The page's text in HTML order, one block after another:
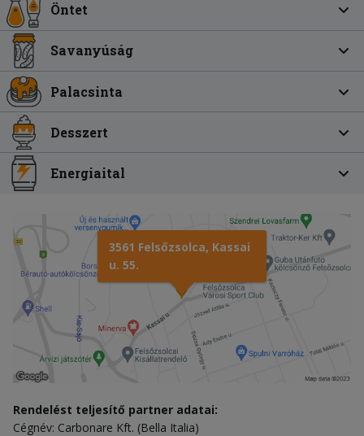
Öntet
Savanyúság
Palacsinta
Desszert
Energiaital
3561 Felsőzsolca, Kassai
u. 55.
Rendelést teljesítő partner adatai:
Cégnév: Carbonare Kft. (Bella Italia)